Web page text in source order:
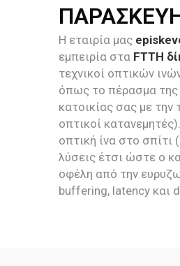
Η εταιρία μας
εμπειρία στα FTTH
τεχνικοί οπτικών
όπως το πέρασμα της
κατοικίας σας με
οπτικοί
οπτική ίνα στο σπίτι
λύσεις έτσι ώστε ο
οφέλη από την
buffering, latency και